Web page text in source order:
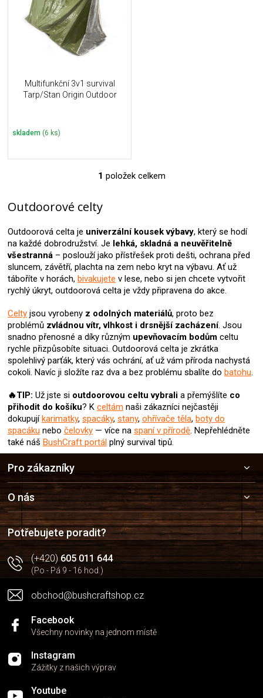
Multifunkční 3v1 survival
Tarp/Stan Origin Outdoor
skladem (6 ks)
O
d
a
c
í
p
r
v
y
v
ý
p
i
s
1 položek celkem
Outdoorové celty
Outdoorová celta je univerzální kousek výbavy, který se hodí
na každé dobrodružství. Je lehká, skladná a neuvěřitelně
všestranná – poslouží jako přístřešek proti dešti, ochrana před
sluncem, závětří, plachta na zem nebo kryt na výbavu. Ať už
táboříte v horách, bivakujete v lese, nebo si jen chcete vytvořit
rychlý úkryt, outdoorová celta je vždy připravena do akce.
Celty jsou vyrobeny z odolných materiálů, proto bez
problémů zvládnou vítr, vlhkost i drsnější zacházení. Jsou
snadno přenosné a díky různým upevňovacím bodům celtu
rychle přizpůsobíte situaci. Outdoorová celta je zkrátka
spolehlivý parťák, který vás ochrání, ať už vám příroda nachystá
cokoli. Navíc ji složíte raz dva a bez problému sbalíte do batohu.
🔥TIP: Už jste si outdoorovou celtuvybrali a přemýšlíte co
přihodit do košíku? K celtám naši zákazníci nejčastěji
dokupujíkarimatky, spacáky, stany, ohřívače těla, boty do
spacáku nebo čelovky — více na spaní v přírodě. Nepřehlédněte
také náš BushCraft portál plný survival tipů.
a
t
í
Pro zákazníky
O nás
Potřebujete poradit?
(+420)605 011 644
(Po - Pá 9 - 16 hod.)
obchod@bushcraftshop.cz
Facebook
Všechny novinky na jednom místě
Instagram
Zážitky z našich výprav
Youtube